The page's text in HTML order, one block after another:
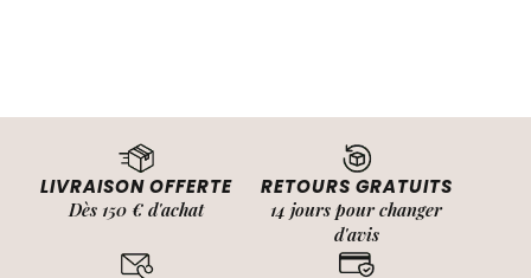
LIVRAISON OFFERTE
Dès 150 € d'achat
RETOURS GRATUITS
14 jours pour changer
d'avis